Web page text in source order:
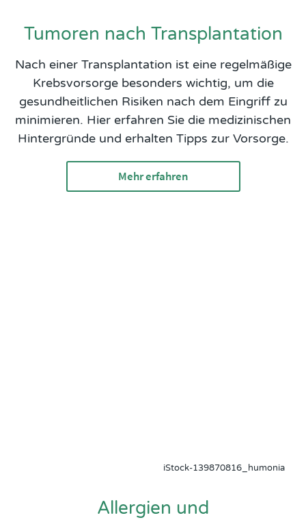
Tumoren nach Transplantation
Nach einer Transplantation ist eine regelmäßige
Krebsvorsorge besonders wichtig, um die
gesundheitlichen Risiken nach dem Eingriff zu
minimieren. Hier erfahren Sie die medizinischen
Hintergründe und erhalten Tipps zur Vorsorge.
Mehr erfahren
iStock-139870816_humonia
Allergien und